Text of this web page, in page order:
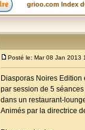
grioo.com Index
Posté le: Mar 08 Jan 2013
Diasporas Noires Edition
par session de 5
dans un restaurant-
Animés par la directrice